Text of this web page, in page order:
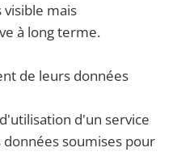
visible mais
à long terme.
de leurs données
d'un service
soumises pour